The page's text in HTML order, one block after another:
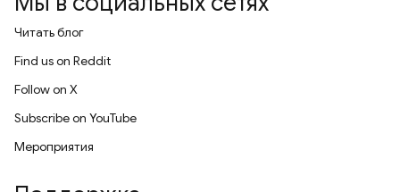
Читать блог
Find us on Reddit
Follow on X
Subscribe on YouTube
Мероприятия